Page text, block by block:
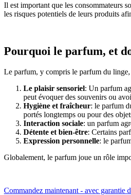
Il est important que les consommateurs
les risques potentiels de leurs produits
Pourquoi le parfum, et
Le parfum, y compris le parfum du
Le plaisir sensoriel: Un parfum
peut évoquer des souvenirs ou
Hygiène et fraîcheur: le parfum
portés longtemps ou pour des
Interaction sociale: un parfum
Détente et bien-être: Certains
Expression personnelle: le
Globalement, le parfum joue un rôle
Commandez maintenant - avec garantie